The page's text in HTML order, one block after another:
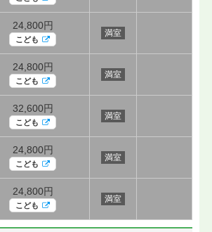
24,800円
こども
満室
24,800円
こども
満室
32,600円
こども
満室
24,800円
こども
満室
24,800円
こども
満室